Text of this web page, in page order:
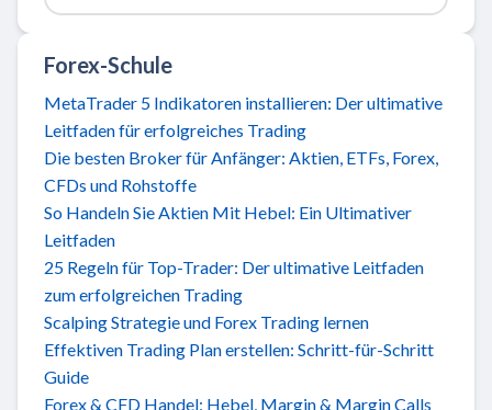
Forex-Schule
MetaTrader 5 Indikatoren installieren: Der ultimative
Leitfaden für erfolgreiches Trading
Die besten Broker für Anfänger: Aktien, ETFs, Forex,
CFDs und Rohstoffe
So Handeln Sie Aktien Mit Hebel: Ein Ultimativer
Leitfaden
25 Regeln für Top-Trader: Der ultimative Leitfaden
zum erfolgreichen Trading
Scalping Strategie und Forex Trading lernen
Effektiven Trading Plan erstellen: Schritt-für-Schritt
Guide
Forex & CFD Handel: Hebel, Margin & Margin Calls